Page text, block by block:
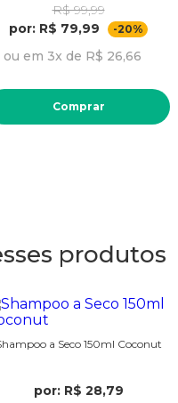
R$ 99,99
por: R$ 79,99
-20%
ou em 3x de R$ 26,66
Comprar
produtos
a Seco 150ml Coconut
por: R$ 28,79